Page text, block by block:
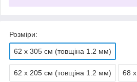
Розміри:
62 х 305 см (товщіна 1.2 мм)
62 х 205 см (товщіна 1.2 мм) 68